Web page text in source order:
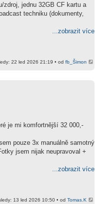
jednu 32GB CF kartu a
techniku (dokumenty,
...zobrazit více
22 led 2026 21:19 • odfb_Šimon
je mi komfortnější 32 000,-
pouze 3x manuálně samotný
jsem nijak neupravoval +
...zobrazit více
13 led 2026 10:50 • odTomas.K